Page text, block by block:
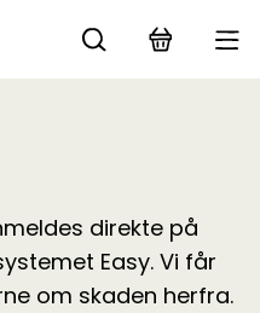
direkte på
Easy. Vi får
om skaden herfra.